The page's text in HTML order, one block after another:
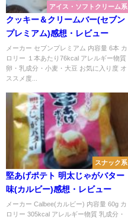
アイス・ソフトクリーム系
クッキー＆クリームバー(セブン
プレミアム)感想・レビュー
メーカー セブンプレミアム 内容量 6本 カ
ロリー １本あたり76kcal アレルギー物質
卵・乳成分・小麦・大豆 お気に入り度 オ
ススメ度...
スナック系
堅あげポテト 明太じゃがバター
味(カルビー)感想・レビュー
メーカー Calbee(カルビー) 内容量 60g カ
ロリー 305kcal アレルギー物質 乳成分・